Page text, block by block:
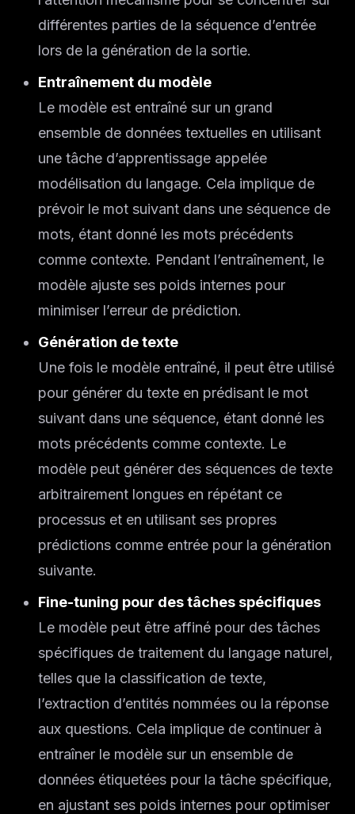
différentes parties de la séquence d’entrée
lors de la génération de la sortie.
Entraînement du modèle
Le modèle est entraîné sur un grand
ensemble de données textuelles en utilisant
une tâche d’apprentissage appelée
modélisation du langage. Cela implique de
prévoir le mot suivant dans une séquence de
mots, étant donné les mots précédents
comme contexte. Pendant l’entraînement, le
modèle ajuste ses poids internes pour
minimiser l’erreur de prédiction.
Génération de texte
Une fois le modèle entraîné, il peut être utilisé
pour générer du texte en prédisant le mot
suivant dans une séquence, étant donné les
mots précédents comme contexte. Le
modèle peut générer des séquences de texte
arbitrairement longues en répétant ce
processus et en utilisant ses propres
prédictions comme entrée pour la génération
suivante.
Fine-tuning pour des tâches spécifiques
Le modèle peut être affiné pour des tâches
spécifiques de traitement du langage naturel,
telles que la classification de texte,
l’extraction d’entités nommées ou la réponse
aux questions. Cela implique de continuer à
entraîner le modèle sur un ensemble de
données étiquetées pour la tâche spécifique,
en ajustant ses poids internes pour optimiser